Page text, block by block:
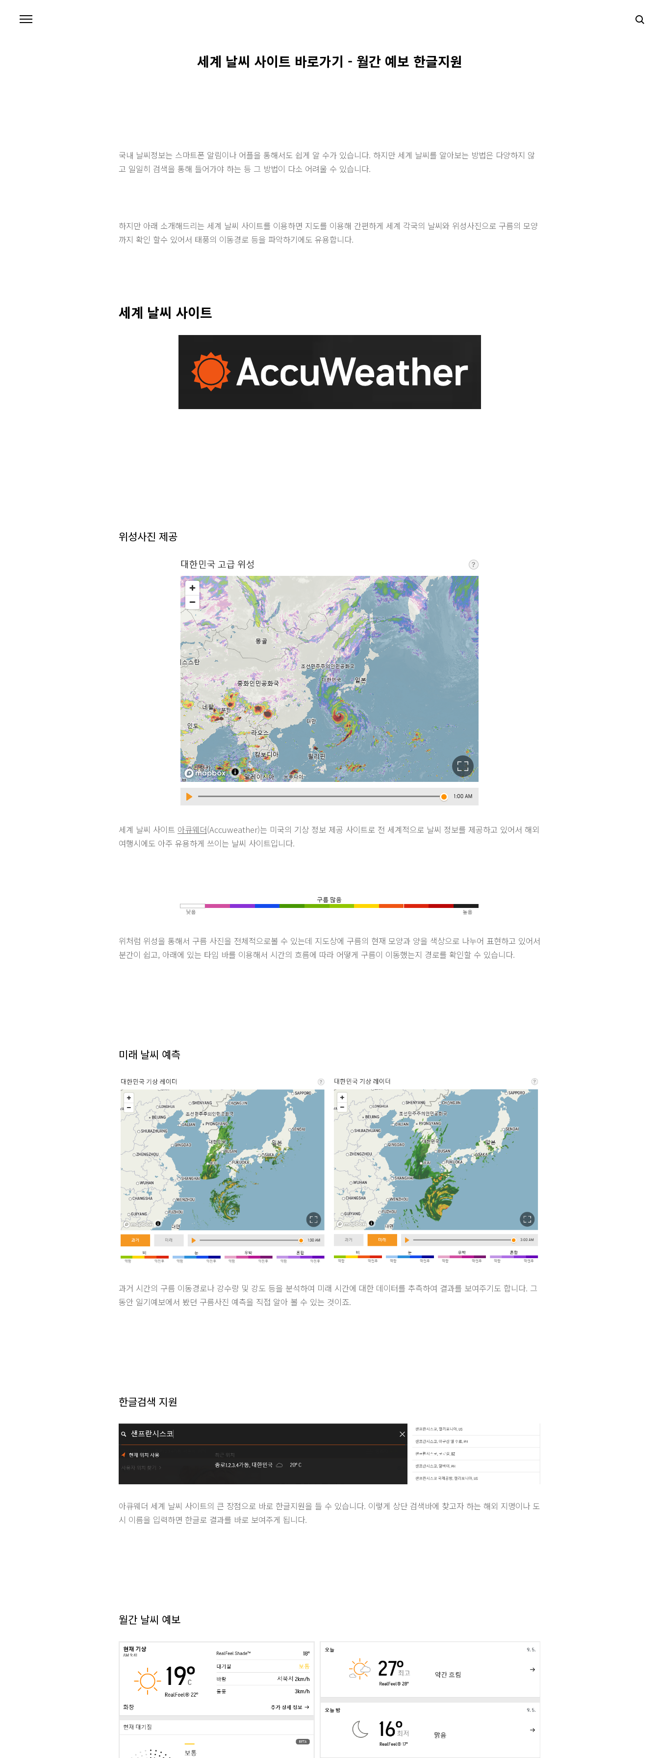
세계 날씨 사이트 바로가기 - 월간 예보 한글지원
국내 날씨정보는 스마트폰 알림이나 어플을 통해서도 쉽게 알 수가 있습니다. 하지만 세계 날씨를 알아보는 방법은 다양하지 않
고 일일히 검색을 통해 들어가야 하는 등 그 방법이 다소 어려울 수 있습니다.
하지만 아래 소개해드리는 세계 날씨 사이트를 이용하면 지도를 이용해 간편하게 세계 각국의 날씨와 위성사진으로 구름의 모양
까지 확인 할수 있어서 태풍의 이동경로 등을 파악하기에도 유용합니다.
세계 날씨 사이트
위성사진 제공
세계 날씨 사이트 아큐웨더(Accuweather)는 미국의 기상 정보 제공 사이트로 전 세계적으로 날씨 정보를 제공하고 있어서 해외
여행시에도 아주 유용하게 쓰이는 날씨 사이트입니다.
위처럼 위성을 통해서 구름 사진을 전체적으로볼 수 있는데 지도상에 구름의 현재 모양과 양을 색상으로 나누어 표현하고 있어서
분간이 쉽고, 아래에 있는 타임 바를 이용해서 시간의 흐름에 따라 어떻게 구름이 이동했는지 경로를 확인할 수 있습니다.
미래 날씨 예측
과거 시간의 구름 이동경로나 강수량 및 강도 등을 분석하여 미래 시간에 대한 데이터를 추측하여 결과를 보여주기도 합니다. 그
동안 일기예보에서 봤던 구름사진 예측을 직접 알아 볼 수 있는 것이죠.
한글검색 지원
아큐웨더 세계 날씨 사이트의 큰 장점으로 바로 한글지원을 들 수 있습니다. 이렇게 상단 검색바에 찾고자 하는 해외 지명이나 도
시 이름을 입력하면 한글로 결과를 바로 보여주게 됩니다.
월간 날씨 예보